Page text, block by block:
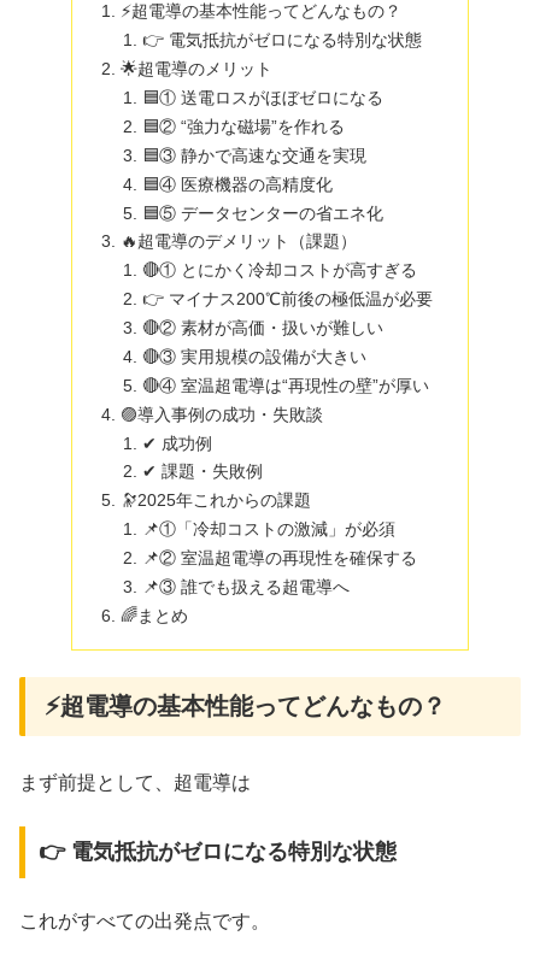
⚡超電導の基本性能ってどんなもの？
👉 電気抵抗がゼロになる特別な状態
🌟超電導のメリット
🟦① 送電ロスがほぼゼロになる
🟦② “強力な磁場”を作れる
🟦③ 静かで高速な交通を実現
🟦④ 医療機器の高精度化
🟦⑤ データセンターの省エネ化
🔥超電導のデメリット（課題）
🔴① とにかく冷却コストが高すぎる
👉 マイナス200℃前後の極低温が必要
🔴② 素材が高価・扱いが難しい
🔴③ 実用規模の設備が大きい
🔴④ 室温超電導は“再現性の壁”が厚い
🟣導入事例の成功・失敗談
✔ 成功例
✔ 課題・失敗例
🔭2025年これからの課題
📌①「冷却コストの激減」が必須
📌② 室温超電導の再現性を確保する
📌③ 誰でも扱える超電導へ
🌈まとめ
⚡超電導の基本性能ってどんなもの？
まず前提として、超電導は
👉 電気抵抗がゼロになる特別な状態
これがすべての出発点です。